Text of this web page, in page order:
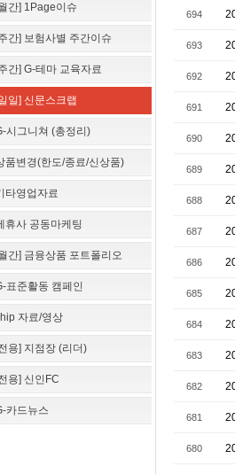
간] 1Page이슈
간] 보험사별 주간이슈
간] G-테마 교육자료
일] 신문스크랩
시그니쳐 (총정리)
품변경(한도/종료/신상품)
타영업자료
휴사 공동마케팅
간] 금융상품 포트폴리오
표준활동 캠페인
자료/영상
용] 지점장 (리더)
용] 신인FC
카드뉴스
694
693
692
691
690
689
688
687
686
685
684
683
682
681
680